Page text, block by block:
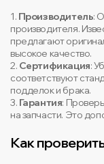
1. Производитель:
производителя.
предлагают
высокое качество.
2. Сертификация:
соответствуют
подделок и брака.
3. Гарантия:
на запчасти. Это
Как